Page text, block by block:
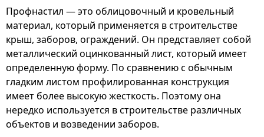
Профнастил — это облицовочный и кровельный
материал, который применяется в строительстве
крыш, заборов, ограждений. Он представляет собой
металлический оцинкованный лист, который имеет
определенную форму. По сравнению с обычным
гладким листом профилированная конструкция
имеет более высокую жесткость. Поэтому она
нередко используется в строительстве различных
объектов и возведении заборов.